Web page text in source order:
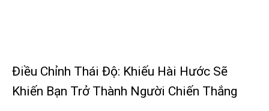
Điều Chỉnh Thái Độ: Khiếu Hài Hước Sẽ
Khiến Bạn Trở Thành Người Chiến Thắng